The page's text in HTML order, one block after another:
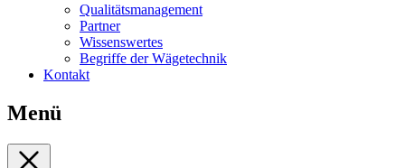
Qualitätsmanagement
Partner
Wissenswertes
Begriffe der Wägetechnik
Kontakt
Menü